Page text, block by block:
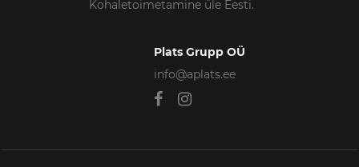
Kohaletoimetamine üle Eesti.
Plats Grupp OÜ
info@aplats.ee